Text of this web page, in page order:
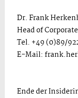
Dr. Frank
Head of
Tel. +49 (0)89/
E-Mail:
Ende der